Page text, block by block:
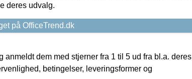
deres udvalg.
på OfficeTrend.dk
dem med stjerner fra 1 til 5 ud fra bl.a. deres
betingelser, leveringsformer og